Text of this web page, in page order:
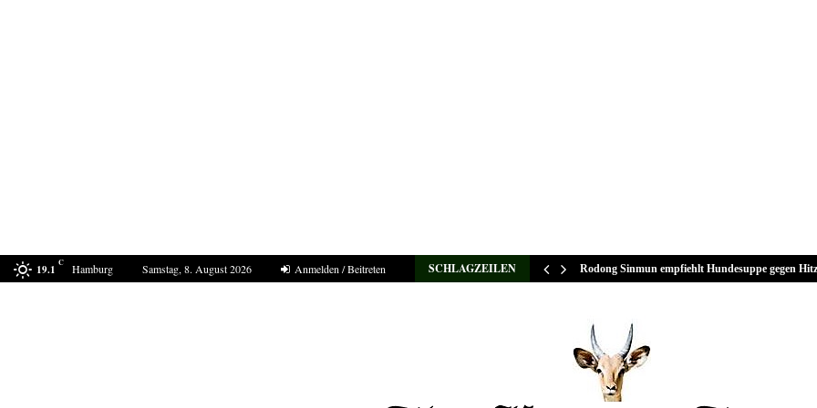
19.1 C Hamburg Samstag, 8. August 2026 Anmelden / Beitreten SCHLAGZEILEN
In Ceuta eskaliert die Situation erneut Rodong Sinmun empfiehlt Hundesuppe gegen